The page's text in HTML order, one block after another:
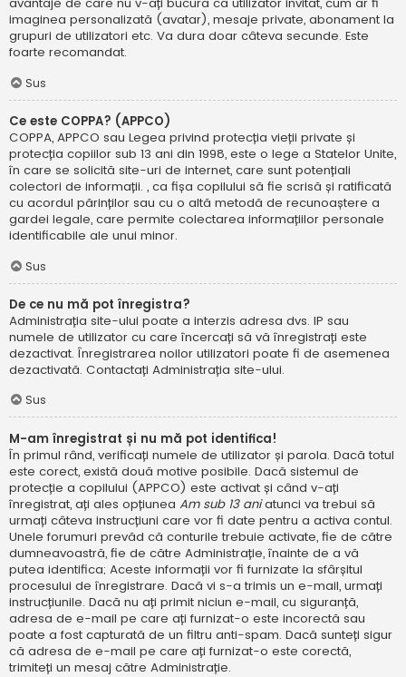
avantaje de care nu v-ați bucura ca utilizator invitat, cum ar fi
imaginea personalizată (avatar), mesaje private, abonament la
grupuri de utilizatori etc. Va dura doar câteva secunde. Este
foarte recomandat.
Sus
Ce este COPPA? (APPCO)
COPPA, APPCO sau Legea privind protecția vieții private și
protecția copiilor sub 13 ani din 1998, este o lege a Statelor Unite,
în care se solicită site-uri de internet, care sunt potențiali
colectori de informații. , ca fișa copilului să fie scrisă și ratificată
cu acordul părinților sau cu o altă metodă de recunoaștere a
gardei legale, care permite colectarea informațiilor personale
identificabile ale unui minor.
Sus
De ce nu mă pot înregistra?
Administrația site-ului poate a interzis adresa dvs. IP sau
numele de utilizator cu care încercați să vă înregistrați este
dezactivat. Înregistrarea noilor utilizatori poate fi de asemenea
dezactivată. Contactați Administrația site-ului.
Sus
M-am înregistrat și nu mă pot identifica!
În primul rând, verificați numele de utilizator și parola. Dacă totul
este corect, există două motive posibile. Dacă sistemul de
protecție a copilului (APPCO) este activat și când v-ați
înregistrat, ați ales opțiunea Am sub 13 aniatunci va trebui să
urmați câteva instrucțiuni care vor fi date pentru a activa contul.
Unele forumuri prevăd că conturile trebuie activate, fie de către
dumneavoastră, fie de către Administrație, înainte de a vă
putea identifica; Aceste informații vor fi furnizate la sfârșitul
procesului de înregistrare. Dacă vi s-a trimis un e-mail, urmați
instrucțiunile. Dacă nu ați primit niciun e-mail, cu siguranță,
adresa de e-mail pe care ați furnizat-o este incorectă sau
poate a fost capturată de un filtru anti-spam. Dacă sunteți sigur
că adresa de e-mail pe care ați furnizat-o este corectă,
trimiteți un mesaj către Administrație.